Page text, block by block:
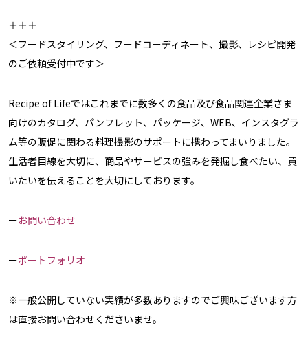
＋＋＋
＜フードスタイリング、フードコーディネート、撮影、レシピ開発
のご依頼受付中です＞
Recipe of Lifeではこれまでに数多くの食品及び食品関連企業さま
向けのカタログ、パンフレット、パッケージ、WEB、インスタグラ
ム等の販促に関わる料理撮影のサポートに携わってまいりました。
生活者目線を大切に、商品やサービスの強みを発掘し食べたい、買
いたいを伝えることを大切にしております。
ーお問い合わせ
ーポートフォリオ
※一般公開していない実績が多数ありますのでご興味ございます方
は直接お問い合わせくださいませ。